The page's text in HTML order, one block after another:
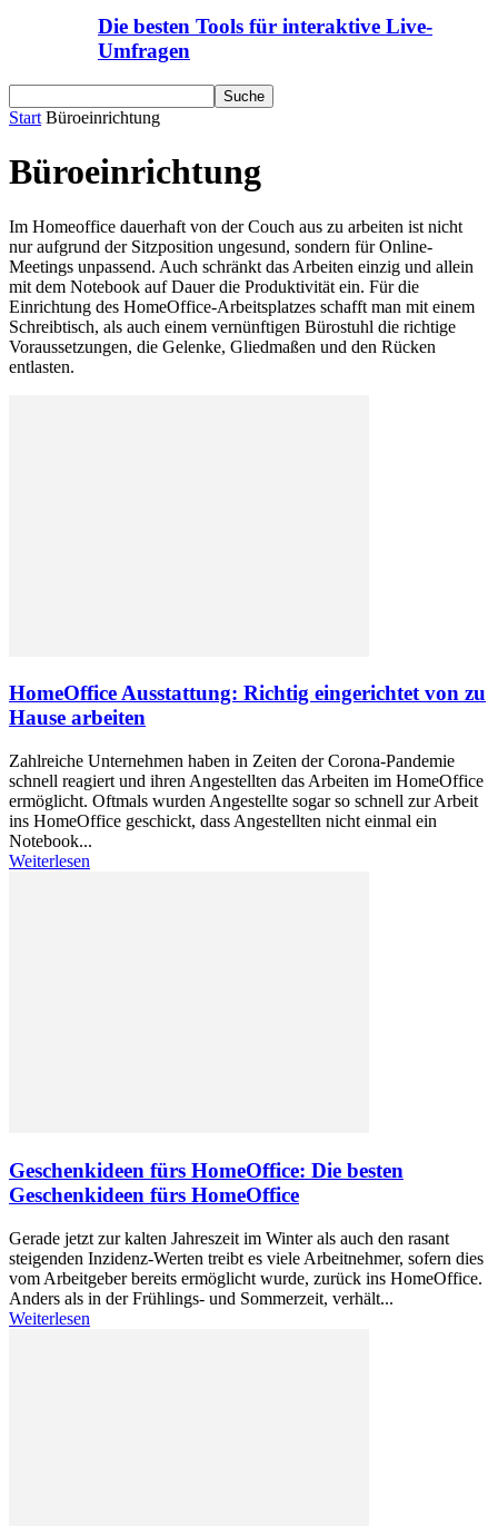
Die besten Tools für interaktive Live-
Umfragen
Start Büroeinrichtung
Büroeinrichtung
Im Homeoffice dauerhaft von der Couch aus zu arbeiten ist nicht
nur aufgrund der Sitzposition ungesund, sondern für Online-
Meetings unpassend. Auch schränkt das Arbeiten einzig und allein
mit dem Notebook auf Dauer die Produktivität ein. Für die
Einrichtung des HomeOffice-Arbeitsplatzes schafft man mit einem
Schreibtisch, als auch einem vernünftigen Bürostuhl die richtige
Voraussetzungen, die Gelenke, Gliedmaßen und den Rücken
entlasten.
HomeOffice Ausstattung: Richtig eingerichtet von zu
Hause arbeiten
Zahlreiche Unternehmen haben in Zeiten der Corona-Pandemie
schnell reagiert und ihren Angestellten das Arbeiten im HomeOffice
ermöglicht. Oftmals wurden Angestellte sogar so schnell zur Arbeit
ins HomeOffice geschickt, dass Angestellten nicht einmal ein
Notebook...
Weiterlesen
Geschenkideen fürs HomeOffice: Die besten
Geschenkideen fürs HomeOffice
Gerade jetzt zur kalten Jahreszeit im Winter als auch den rasant
steigenden Inzidenz-Werten treibt es viele Arbeitnehmer, sofern dies
vom Arbeitgeber bereits ermöglicht wurde, zurück ins HomeOffice.
Anders als in der Frühlings- und Sommerzeit, verhält...
Weiterlesen